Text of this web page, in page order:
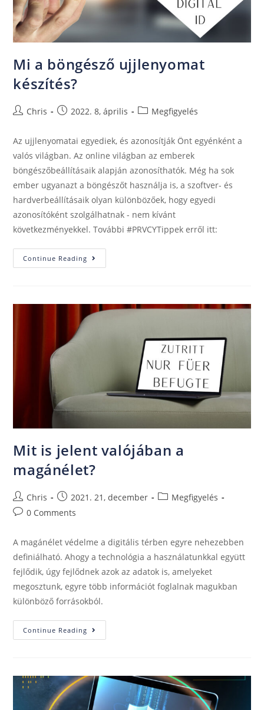
Mi a böngésző ujjlenyomat
készítés?
Chris 2022. 8, április Megfigyelés
Az ujjlenyomatai egyediek, és azonosítják Önt egyénként a
valós világban. Az online világban az emberek
böngészőbeállításaik alapján azonosíthatók. Még ha sok
ember ugyanazt a böngészőt használja is, a szoftver- és
hardverbeállításaik olyan különbözőek, hogy egyedi
azonosítóként szolgálhatnak - nem kívánt
következményekkel. További #PRVCYTippek erről itt:
Continue Reading
Mit is jelent valójában a
magánélet?
Chris 2021. 21, december
Megfigyelés
0 Comments
A magánélet védelme a digitális térben egyre nehezebben
definiálható. Ahogy a technológia a használatunkkal együtt
fejlődik, úgy fejlődnek azok az adatok is, amelyeket
megosztunk, egyre több információt foglalnak magukban
különböző forrásokból.
Continue Reading